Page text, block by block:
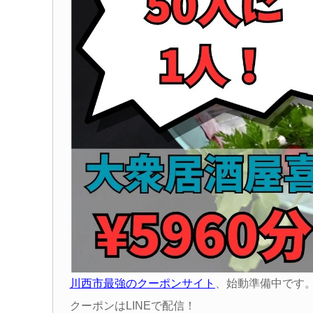
川西市最強のクーポンサイト
、始動準備中です
クーポンはLINEで配信！